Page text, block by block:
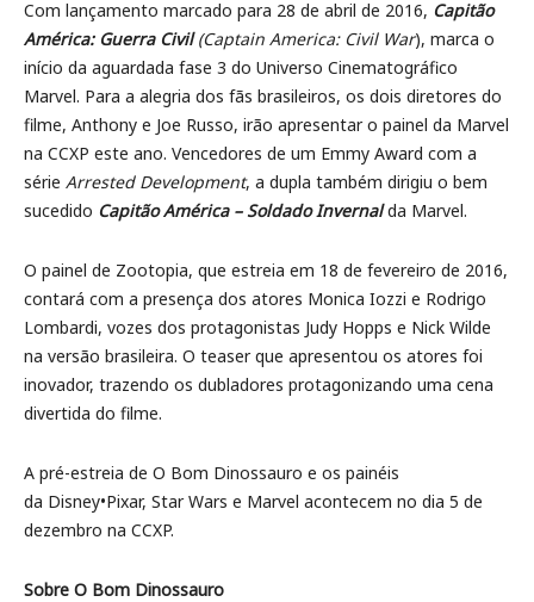
Com lançamento marcado para 28 de abril de 2016, Capitão
América: Guerra Civil(Captain America: Civil War), marca o
início da aguardada fase 3 do Universo Cinematográfico
Marvel. Para a alegria dos fãs brasileiros, os dois diretores do
filme, Anthony e Joe Russo, irão apresentar o painel da Marvel
na CCXP este ano. Vencedores de um Emmy Award com a
série Arrested Development, a dupla também dirigiu o bem
sucedido Capitão América – Soldado Invernalda Marvel.
O painel de Zootopia, que estreia em 18 de fevereiro de 2016,
contará com a presença dos atores Monica Iozzi e Rodrigo
Lombardi, vozes dos protagonistas Judy Hopps e Nick Wilde
na versão brasileira. O teaser que apresentou os atores foi
inovador, trazendo os dubladores protagonizando uma cena
divertida do filme.
A pré-estreia de O Bom Dinossauro e os painéis
da Disney•Pixar, Star Wars e Marvel acontecem no dia 5 de
dezembro na CCXP.
Sobre O Bom Dinossauro